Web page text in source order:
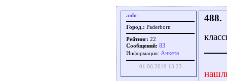
anlo
Город.: Paderborn
Рейтинг: 22
Сообщений: 83
Информация: Aнкета
01.06.2019 13:23
488.